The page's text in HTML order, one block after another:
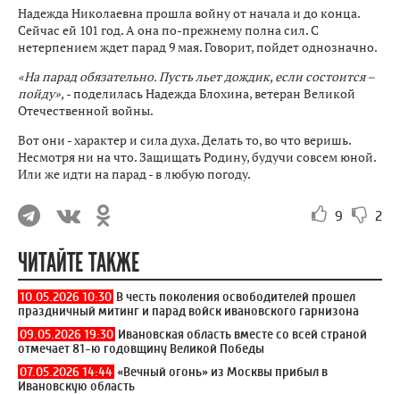
Надежда Николаевна прошла войну от начала и до конца.
Сейчас ей 101 год. А она по-прежнему полна сил. С
нетерпением ждет парад 9 мая. Говорит, пойдет однозначно.
«На парад обязательно. Пусть льет дождик, если состоится –
пойду», - поделилась Надежда Блохина, ветеран Великой
Отечественной войны.
Вот они - характер и сила духа. Делать то, во что веришь.
Несмотря ни на что. Защищать Родину, будучи совсем юной.
Или же идти на парад - в любую погоду.
9 2
ЧИТАЙТЕ ТАКЖЕ
10.05.2026 10:30 В честь поколения освободителей прошел
праздничный митинг и парад войск ивановского гарнизона
09.05.2026 19:30 Ивановская область вместе со всей страной
отмечает 81-ю годовщину Великой Победы
07.05.2026 14:44 «Вечный огонь» из Москвы прибыл в
Ивановскую область